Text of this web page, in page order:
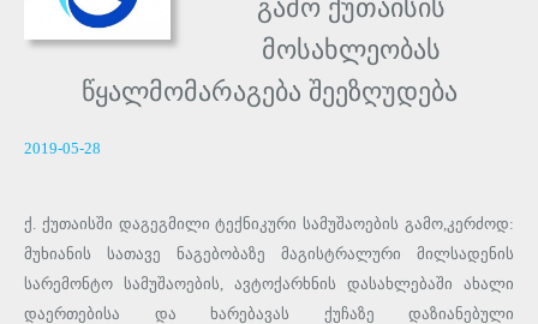
გამო ქუთაისის
მოსახლეობას
წყალმომარაგება შეეზღუდება
2019-05-28
ქ. ქუთაისში დაგეგმილი ტექნიკური სამუშაოების გამო,კერძოდ:
მუხიანის სათავე ნაგებობაზე მაგისტრალური მილსადენის
სარემონტო სამუშაოების, ავტოქარხნის დასახლებაში ახალი
დაერთებისა და ხარებავას ქუჩაზე დაზიანებული